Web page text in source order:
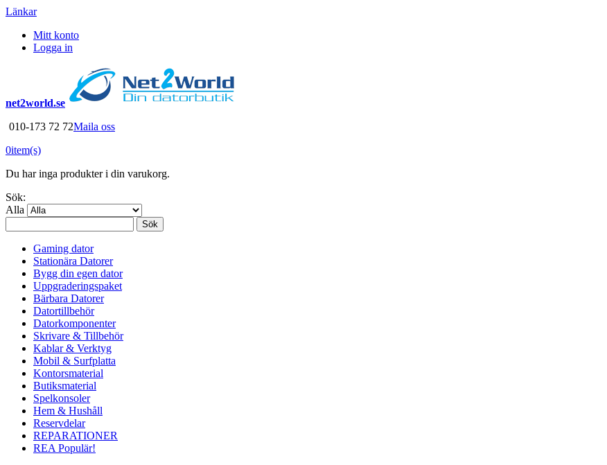
Länkar
Mitt konto
Logga in
net2world.se
010-173 72 72Maila oss
0item(s)
Du har inga produkter i din varukorg.
Sök:
Alla
Sök
Gaming dator
Stationära Datorer
Bygg din egen dator
Uppgraderingspaket
Bärbara Datorer
Datortillbehör
Datorkomponenter
Skrivare & Tillbehör
Kablar & Verktyg
Mobil & Surfplatta
Kontorsmaterial
Butiksmaterial
Spelkonsoler
Hem & Hushåll
Reservdelar
REPARATIONER
REA Populär!